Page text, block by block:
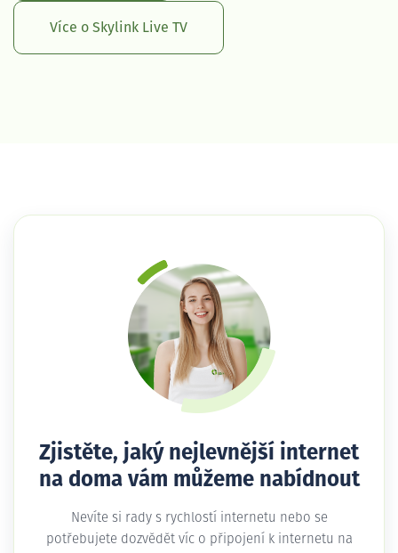
Více o Skylink Live TV
Zjistěte, jaký nejlevnější internet
na doma vám můžeme nabídnout
Nevíte si rady s rychlostí internetu nebo se
potřebujete dozvědět víc o připojení k internetu na